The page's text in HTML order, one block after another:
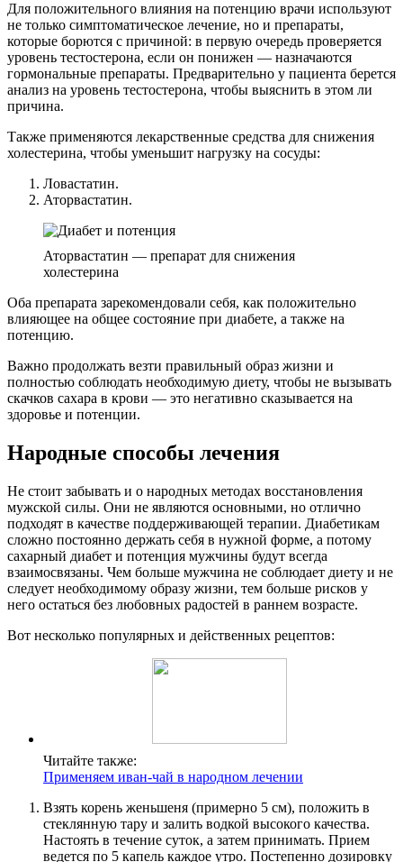
Для положительного влияния на потенцию врачи используют
не только симптоматическое лечение, но и препараты,
которые борются с причиной: в первую очередь проверяется
уровень тестостерона, если он понижен — назначаются
гормональные препараты. Предварительно у пациента берется
анализ на уровень тестостерона, чтобы выяснить в этом ли
причина.
Также применяются лекарственные средства для снижения
холестерина, чтобы уменьшит нагрузку на сосуды:
Ловастатин.
Аторвастатин.
Аторвастатин — препарат для снижения
холестерина
Оба препарата зарекомендовали себя, как положительно
влияющее на общее состояние при диабете, а также на
потенцию.
Важно продолжать везти правильный образ жизни и
полностью соблюдать необходимую диету, чтобы не вызывать
скачков сахара в крови — это негативно сказывается на
здоровье и потенции.
Народные способы лечения
Не стоит забывать и о народных методах восстановления
мужской силы. Они не являются основными, но отлично
подходят в качестве поддерживающей терапии. Диабетикам
сложно постоянно держать себя в нужной форме, а потому
сахарный диабет и потенция мужчины будут всегда
взаимосвязаны. Чем больше мужчина не соблюдает диету и не
следует необходимому образу жизни, тем больше рисков у
него остаться без любовных радостей в раннем возрасте.
Вот несколько популярных и действенных рецептов:
Читайте также:
Применяем иван-чай в народном лечении
Взять корень женьшеня (примерно 5 см), положить в
стеклянную тару и залить водкой высокого качества.
Настоять в течение суток, а затем принимать. Прием
ведется по 5 капель каждое утро. Постепенно дозировку